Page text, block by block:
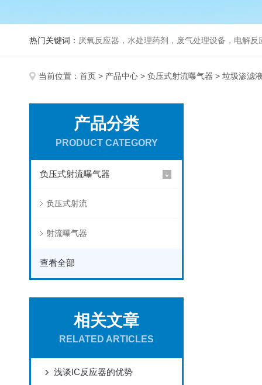
热门关键词： 厌氧反应器，水处理药剂，废气处理设备，电解
当前位置： 首页 > 产品中心 > 负压式射流曝气器 > 垃圾渗滤
产品分类
PRODUCT CATEGORY
负压式射流曝气器
负压式射流
射流曝气器
查看全部
相关文章
RELATED ARTICLES
浅谈IC反应器的优势